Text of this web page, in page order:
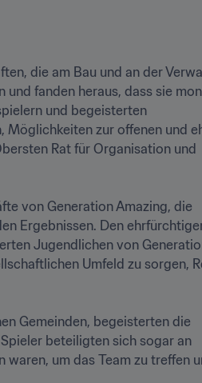
die am Bau und an der
fanden heraus, dass sie
und begeisterten
Möglichkeiten zur offenen und
Rat für Organisation und
von Generation Amazing, die
Ergebnissen. Den
Jugendlichen von
Umfeld zu sorgen,
Gemeinden, begeisterten die
beteiligten sich sogar an
um das Team zu treffen